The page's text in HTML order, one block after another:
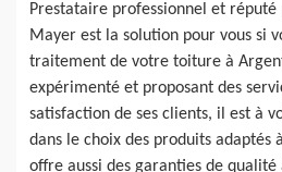
Prestataire professionnel et
Mayer est la solution pour vous si
traitement de votre toiture à
expérimenté et proposant des
satisfaction de ses clients, il est à
dans le choix des produits adaptés
offre aussi des garanties de